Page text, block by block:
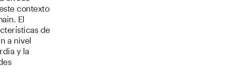
contexto
El
de
a nivel
y la